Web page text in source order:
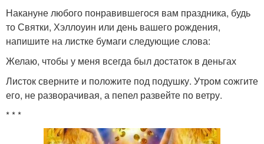
Накануне любого понравившегося вам праздника, будь
то Святки, Хэллоуин или день вашего рождения,
напишите на листке бумаги следующие слова:
Желаю, чтобы у меня всегда был достаток в деньгах
Листок сверните и положите под подушку. Утром сожгите
его, не разворачивая, а пепел развейте по ветру.
* * *